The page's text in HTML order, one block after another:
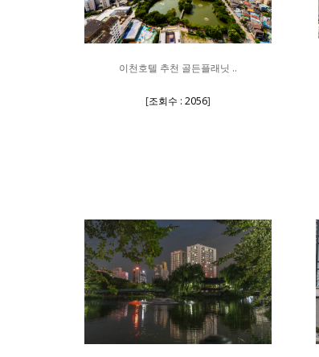
이천호텔 추천 골든플래닛 ..
[조회수 : 2056]